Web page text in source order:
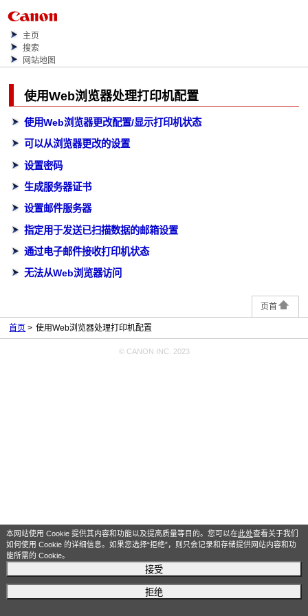
本网站使用 Cookie 提供其内容和功能以及提高质量等目的。您可以在此处查看关于我们
如何使用 Cookie 的详细信息。如果您选择“拒绝”，则只会记录和存储提供网站内容和功
能所需的 Cookie。
接受
拒绝
主页
搜索
网站地图
使用Web浏览器处理打印机配置
使用Web浏览器更改配置/显示打印机状态
可以从浏览器更改的设置
设置密码
生成服务器证书
设置邮件服务器
指定用于发送已扫描数据的邮箱设置
通过电子邮件接收打印机状态
无法从Web浏览器访问
页首
首页 使用Web浏览器处理打印机配置
© CANON INC. 2023